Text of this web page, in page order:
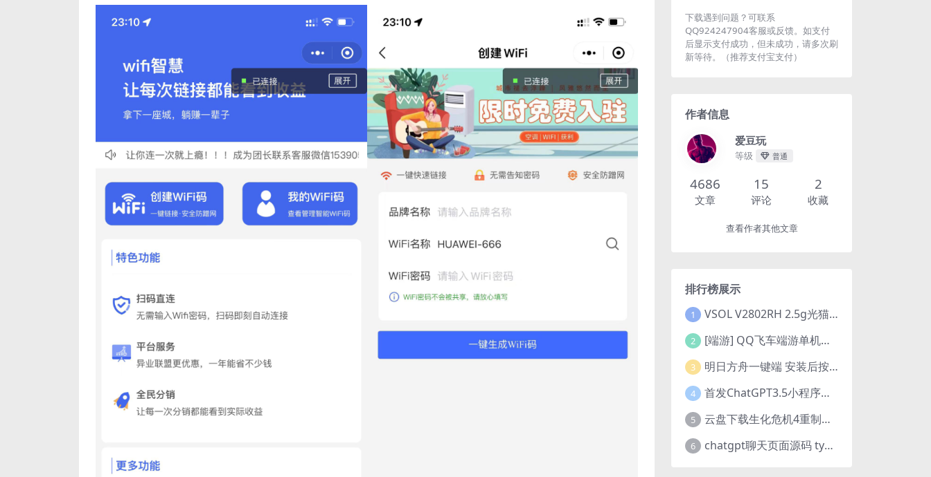
下载遇到问题？可联系
QQ924247904客服或反馈。如支付
后显示支付成功，但未成功，请多次刷
新等待。（推荐支付宝支付）
作者信息
爱豆玩
等级 普通
4686
文章
15
评论
2
收藏
查看作者其他文章
排行榜展示
1 VSOL V2802RH 2.5g光猫 设置使用教程及设置SN教程-附带稳定固件使用手册等
2 [端游] QQ飞车端游单机版，各种车套装都有，免虚拟机
3 明日方舟一键端 安装后按说明启动即可
4 首发ChatGPT3.5小程序开源vue
5 云盘下载生化危机4重制版女皇豪华版分流+女皇学习补丁+修改器 解压即玩【阿里云盘】
6 chatgpt聊天页面源码 typecho博客程序joe主题